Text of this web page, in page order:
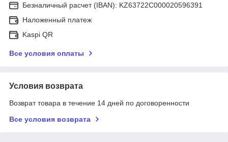
Безналичный расчет (IBAN): KZ63722C000020596391
Наложенный платеж
Kaspi QR
Все условия оплаты
Условия возврата
Возврат товара в течение 14 дней по договоренности
Все условия возврата